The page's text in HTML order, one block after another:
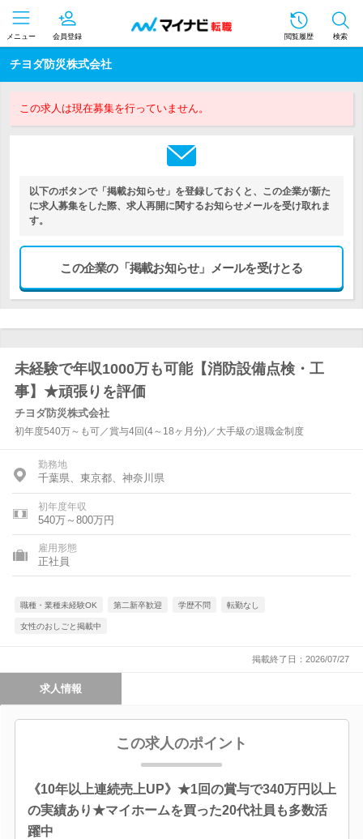
メニュー 会員登録 閲覧履歴 検索
チヨダ防災株式会社
この求人は現在募集を行っていません。
以下のボタンで「掲載お知らせ」を登録しておくと、この企業が新た
に求人募集をした際、求人再開に関するお知らせメールを受け取れま
す。
この企業の「掲載お知らせ」メールを受けとる
未経験で年収1000万も可能【消防設備点検・工
事】★頑張りを評価
チヨダ防災株式会社
初年度540万～も可／賞与4回(4～18ヶ月分)／大手級の退職金制度
勤務地
千葉県、東京都、神奈川県
初年度年収
540万～800万円
雇用形態
正社員
職種・業種未経験OK 第二新卒歓迎 学歴不問 転勤なし
女性のおしごと掲載中
掲載終了日：2026/07/27
求人情報
この求人のポイント
《10年以上連続売上UP》★1回の賞与で340万円以上
の実績あり★マイホームを買った20代社員も多数活
躍中